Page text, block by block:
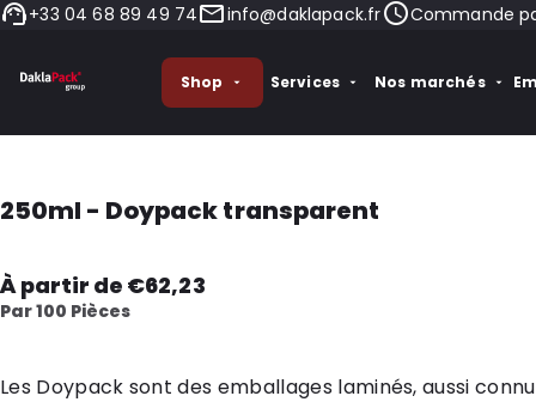
+33 04 68 89 49 74 info@daklapack.fr Commande
Shop Services Nos marchés
250ml - Doypack transparent
À partir de €62,23
Par 100 Pièces
Les Doypack sont des emballages laminés, aussi